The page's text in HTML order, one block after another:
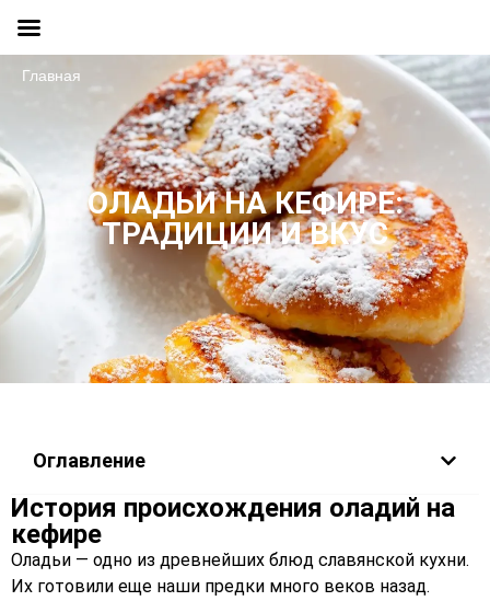
ОЛАДЬИ НА КЕФИРЕ:
ТРАДИЦИИ И ВКУС
Главная
Оглавление
История происхождения оладий на
кефире
Оладьи — одно из древнейших блюд славянской кухни.
Их готовили еще наши предки много веков назад.